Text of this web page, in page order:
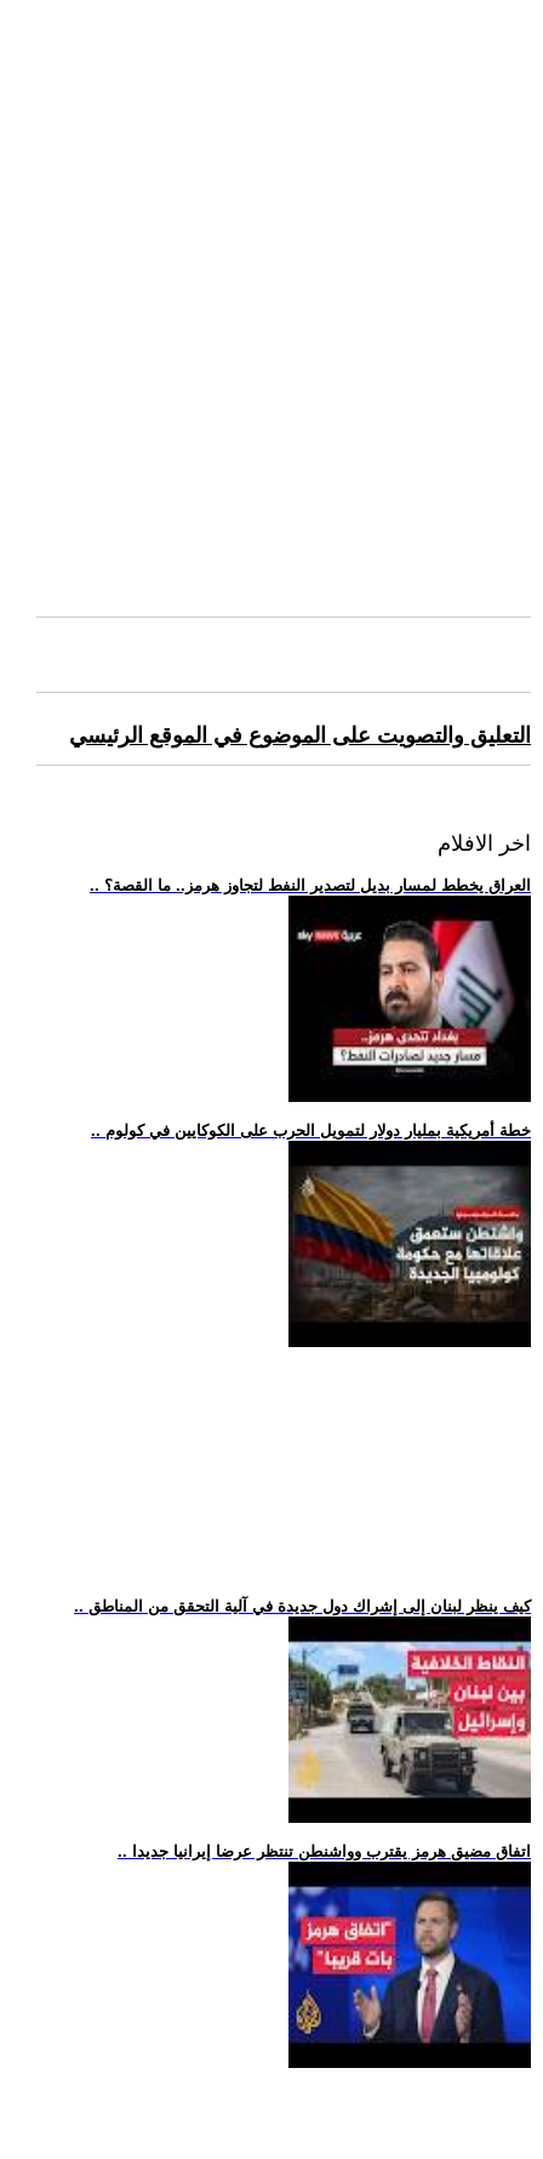
التعليق والتصويت على الموضوع في الموقع الرئيسي
اخر الافلام
.. العراق يخطط لمسار بديل لتصدير النفط لتجاوز هرمز.. ما القصة؟
.. خطة أمريكية بمليار دولار لتمويل الحرب على الكوكايين في كولوم
.. كيف ينظر لبنان إلى إشراك دول جديدة في آلية التحقق من المناطق
.. اتفاق مضيق هرمز يقترب وواشنطن تنتظر عرضا إيرانيا جديدا